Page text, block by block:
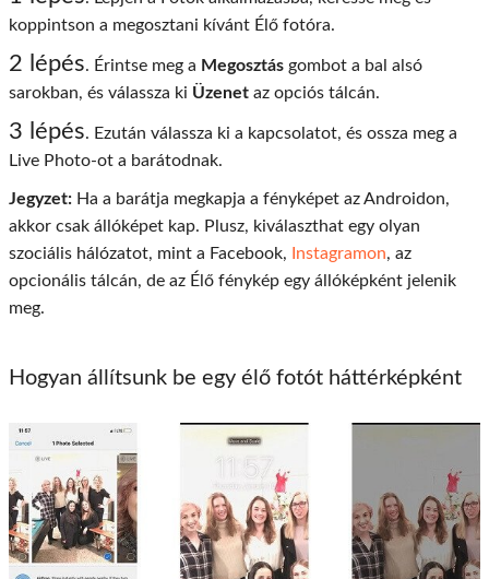
koppintson a megosztani kívánt Élő fotóra.
2 lépés. Érintse meg a Megosztás gombot a bal alsó
sarokban, és válassza ki Üzenet az opciós tálcán.
3 lépés. Ezután válassza ki a kapcsolatot, és ossza meg a
Live Photo-ot a barátodnak.
Jegyzet: Ha a barátja megkapja a fényképet az Androidon,
akkor csak állóképet kap. Plusz, kiválaszthat egy olyan
szociális hálózatot, mint a Facebook,
Instagramon, az
opcionális tálcán, de az Élő fénykép egy állóképként jelenik
meg.
Hogyan állítsunk be egy élő fotót háttérképként